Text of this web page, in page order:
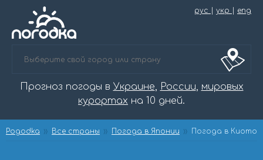
рус укр eng
Прогноз погоды в Украине, России, мировых
курортах на 10 дней.
Pogodka Все страны Погода в Японии Погода в Киото